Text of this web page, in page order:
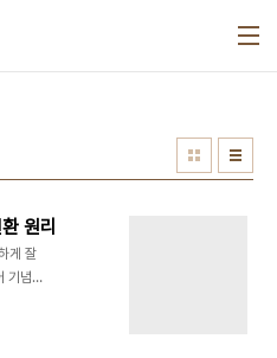
원리
게 잘
기념일
매우